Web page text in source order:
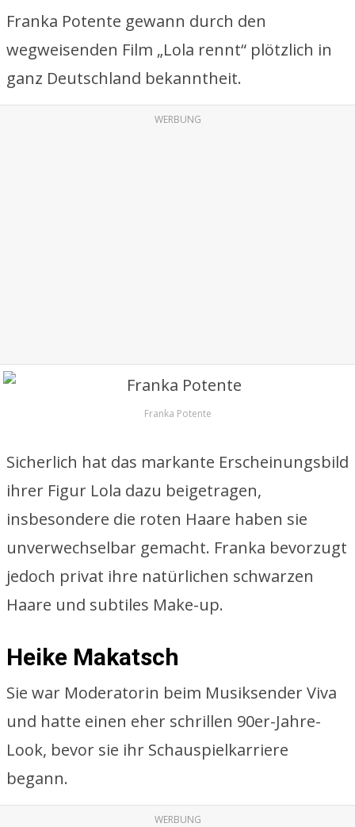
Franka Potente gewann durch den
wegweisenden Film „Lola rennt“ plötzlich in
ganz Deutschland bekanntheit.
WERBUNG
Franka Potente
Sicherlich hat das markante Erscheinungsbild
ihrer Figur Lola dazu beigetragen,
insbesondere die roten Haare haben sie
unverwechselbar gemacht. Franka bevorzugt
jedoch privat ihre natürlichen schwarzen
Haare und subtiles Make-up.
Heike Makatsch
Sie war Moderatorin beim Musiksender Viva
und hatte einen eher schrillen 90er-Jahre-
Look, bevor sie ihr Schauspielkarriere
begann.
WERBUNG